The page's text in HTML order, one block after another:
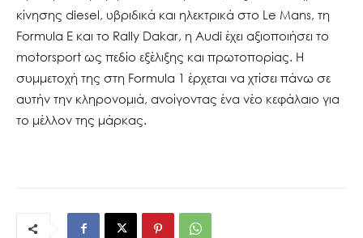
κίνησης diesel, υβριδικά και ηλεκτρικά στο Le Mans, τη
Formula E και το Rally Dakar, η Audi έχει αξιοποιήσει το
motorsport ως πεδίο εξέλιξης και πρωτοπορίας. Η
συμμετοχή της στη Formula 1 έρχεται να χτίσει πάνω σε
αυτήν την κληρονομιά, ανοίγοντας ένα νέο κεφάλαιο για
το μέλλον της μάρκας.